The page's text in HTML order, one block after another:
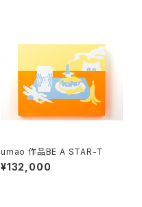
umao 作品BE A STAR-T
¥132,000